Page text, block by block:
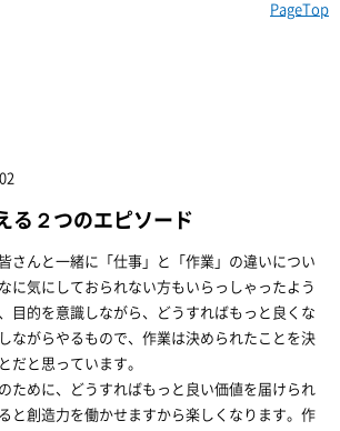
PageTop
る２つのエピソード
さんと一緒に「仕事」と「作業」の違いについ
に気にしておられない方もいらっしゃったよう
目的を意識しながら、どうすればもっと良くな
ながらやるもので、作業は決められたことを決
だと思っています。
ために、どうすればもっと良い価値を届けられ
と創造力を働かせますから楽しくなります。作